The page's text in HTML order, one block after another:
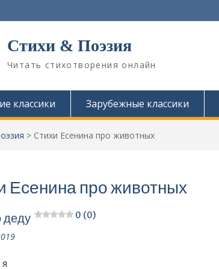
Стихи & Поэзия
Читать стихотворения онлайн
классики Зарубежные классики
> Стихи Есенина про животных
Есенина про животных
деду 0 (0)